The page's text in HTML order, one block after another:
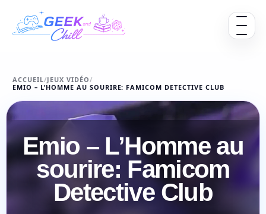
Ouvrir
ACCUEIL/JEUX VIDÉO/
EMIO – L’HOMME AU SOURIRE: FAMICOM DETECTIVE CLUB
Emio – L’Homme au
sourire: Famicom
Detective Club